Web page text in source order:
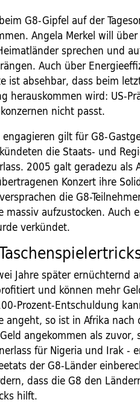
G8-Gipfel auf der
Angela Merkel will
sprechen und
Auch über
ist absehbar, dass beim
herauskommen wird: US-
nicht passt.
gilt für G8-
die Staats- und
2005 galt geradezu als
Konzert ihre
die G8-
massiv aufzustocken. Auch
verkündet.
Jahre später ernüchternd
und können mehr
Prozent-Entschuldung
angeht, so ist in Afrika
angekommen als
für Nigeria und Irak -
der G8-Länder
dass die G8 den
hilft.